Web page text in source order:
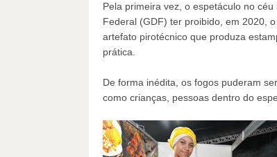
Pela primeira vez, o espetáculo no
Federal (GDF) ter proibido, em 2020,
artefato pirotécnico que produza
prática.
De forma inédita, os fogos puderam
como crianças, pessoas dentro do